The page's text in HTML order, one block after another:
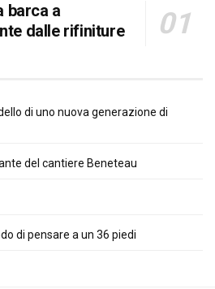
barca a
dalle rifiniture
di uno nuova generazione di
del cantiere Beneteau
di pensare a un 36 piedi